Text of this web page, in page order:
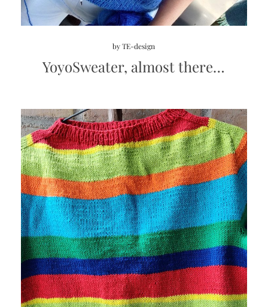
byTE-design
YoyoSweater, almost there…